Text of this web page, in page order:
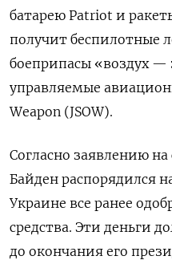
батарею Patriot и
получит беспилотные
боеприпасы «воздух
управляемые
Weapon (JSOW).
Согласно заявлению на
Байден распорядился
Украине все ранее
средства. Эти деньги
до окончания его